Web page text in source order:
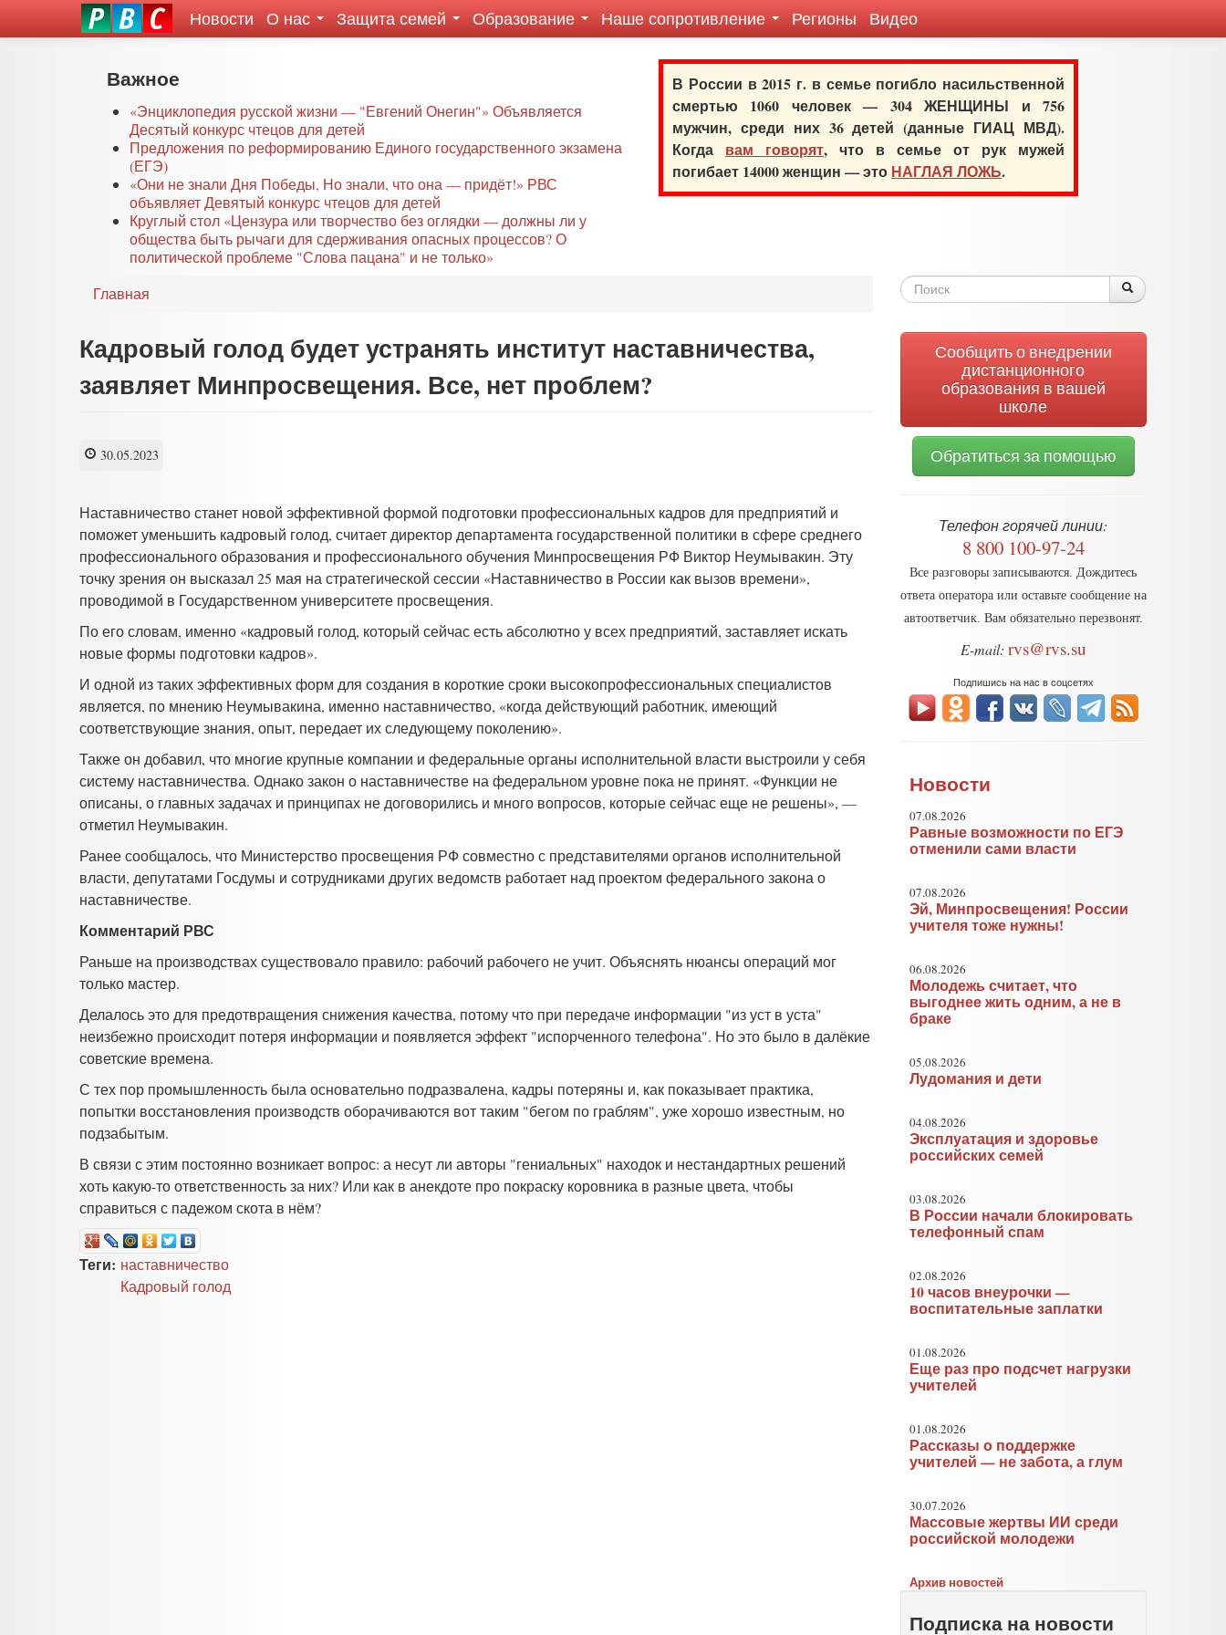
Новости О нас Защита семей Образование Наше сопротивление Регионы Видео
Важное
«Энциклопедия русской жизни — "Евгений Онегин"» Объявляется
Десятый конкурс чтецов для детей
Предложения по реформированию Единого государственного экзамена
(ЕГЭ)
«Они не знали Дня Победы, Но знали, что она — придёт!» РВС
объявляет Девятый конкурс чтецов для детей
Круглый стол «Цензура или творчество без оглядки — должны ли у
общества быть рычаги для сдерживания опасных процессов? О
политической проблеме "Слова пацана" и не только»
В России в 2015 г. в семье погибло насильственной
смертью 1060 человек — 304 ЖЕНЩИНЫ и 756
мужчин, среди них 36 детей (данные ГИАЦ МВД).
Когда вам говорят, что в семье от рук мужей
погибает 14000 женщин — это НАГЛАЯ ЛОЖЬ.
Главная
Кадровый голод будет устранять институт наставничества,
заявляет Минпросвещения. Все, нет проблем?
30.05.2023
Наставничество станет новой эффективной формой подготовки профессиональных кадров для предприятий и
поможет уменьшить кадровый голод, считает директор департамента государственной политики в сфере среднего
профессионального образования и профессионального обучения Минпросвещения РФ Виктор Неумывакин. Эту
точку зрения он высказал 25 мая на стратегической сессии «Наставничество в России как вызов времени»,
проводимой в Государственном университете просвещения.
По его словам, именно «кадровый голод, который сейчас есть абсолютно у всех предприятий, заставляет искать
новые формы подготовки кадров».
И одной из таких эффективных форм для создания в короткие сроки высокопрофессиональных специалистов
является, по мнению Неумывакина, именно наставничество, «когда действующий работник, имеющий
соответствующие знания, опыт, передает их следующему поколению».
Также он добавил, что многие крупные компании и федеральные органы исполнительной власти выстроили у себя
систему наставничества. Однако закон о наставничестве на федеральном уровне пока не принят. «Функции не
описаны, о главных задачах и принципах не договорились и много вопросов, которые сейчас еще не решены», —
отметил Неумывакин.
Ранее сообщалось, что Министерство просвещения РФ совместно с представителями органов исполнительной
власти, депутатами Госдумы и сотрудниками других ведомств работает над проектом федерального закона о
наставничестве.
Комментарий РВС
Раньше на производствах существовало правило: рабочий рабочего не учит. Объяснять нюансы операций мог
только мастер.
Делалось это для предотвращения снижения качества, потому что при передаче информации "из уст в уста"
неизбежно происходит потеря информации и появляется эффект "испорченного телефона". Но это было в далёкие
советские времена.
С тех пор промышленность была основательно подразвалена, кадры потеряны и, как показывает практика,
попытки восстановления производств оборачиваются вот таким "бегом по граблям", уже хорошо известным, но
подзабытым.
В связи с этим постоянно возникает вопрос: а несут ли авторы "гениальных" находок и нестандартных решений
хоть какую-то ответственность за них? Или как в анекдоте про покраску коровника в разные цвета, чтобы
справиться с падежом скота в нём?
Теги: наставничество
Кадровый голод
Форма
Поиск
Сообщить о внедрении
дистанционного
образования в вашей
школе
Обратиться за помощью
Телефон горячей линии:
8 800 100-97-24
Все разговоры записываются. Дождитесь
ответа оператора или оставьте сообщение на
автоответчик. Вам обязательно перезвонят.
E-mail: rvs@rvs.su
Подпишись на нас в соцсетях
Новости
07.08.2026
Равные возможности по ЕГЭ
отменили сами власти
07.08.2026
Эй, Минпросвещения! России
учителя тоже нужны!
06.08.2026
Молодежь считает, что
выгоднее жить одним, а не в
браке
05.08.2026
Лудомания и дети
04.08.2026
Эксплуатация и здоровье
российских семей
03.08.2026
В России начали блокировать
телефонный спам
02.08.2026
10 часов внеурочки —
воспитательные заплатки
01.08.2026
Еще раз про подсчет нагрузки
учителей
01.08.2026
Рассказы о поддержке
учителей — не забота, а глум
30.07.2026
Массовые жертвы ИИ среди
российской молодежи
Архив новостей
Подписка на новости